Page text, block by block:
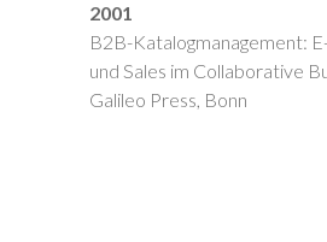
2001
B2B-Katalogmanagement:
und Sales im Collaborative
Galileo Press, Bonn